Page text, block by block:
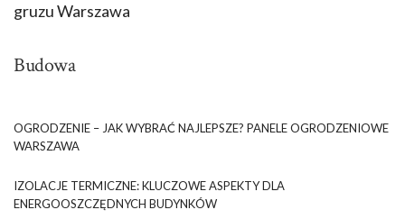
gruzu Warszawa
Budowa
OGRODZENIE – JAK WYBRAĆ NAJLEPSZE? PANELE OGRODZENIOWE
WARSZAWA
IZOLACJE TERMICZNE: KLUCZOWE ASPEKTY DLA
ENERGOOSZCZĘDNYCH BUDYNKÓW